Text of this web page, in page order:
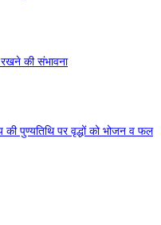
की संभावना
पुण्यतिथि पर वृद्धों को भोजन व फल